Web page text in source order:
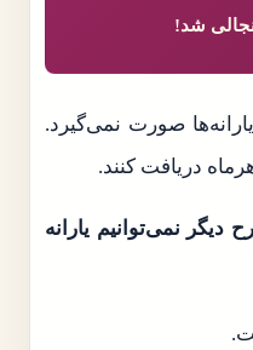
شد!
صورت نمی‌گیرد.
دریافت کنند.
دیگر نمی‌توانیم یارانه